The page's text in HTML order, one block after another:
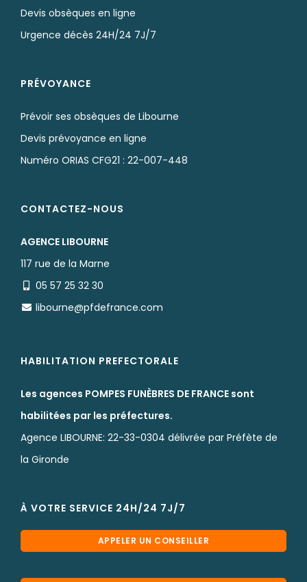
Devis obsèques en ligne
Urgence décès 24H/24 7J/7
PRÉVOYANCE
Prévoir ses obsèques de Libourne
Devis prévoyance en ligne
Numéro ORIAS CFG21 : 22-007-448
CONTACTEZ-NOUS
AGENCE LIBOURNE
117 rue de la Marne
05 57 25 32 30
libourne@pfdefrance.com
HABILITATION PREFECTORALE
Les agences POMPES FUNÈBRES DE FRANCE sont
habilitées par les préfectures.
Agence LIBOURNE: 22-33-0304 délivrée par Préfète de
la Gironde
À VOTRE SERVICE 24H/24 7J/7
APPELER UN CONSEILLER